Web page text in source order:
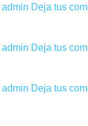
admin Deja tus
admin Deja tus
admin Deja tus